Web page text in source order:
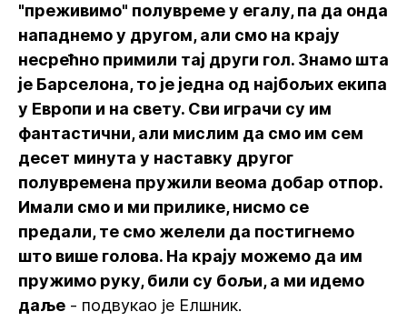
"преживимо" полувреме у егалу, па да онда
нападнемо у другом, али смо на крају
несрећно примили тај други гол. Знамо шта
је Барселона, то је једна од најбољих екипа
у Европи и на свету. Сви играчи су им
фантастични, али мислим да смо им сем
десет минута у наставку другог
полувремена пружили веома добар отпор.
Имали смо и ми прилике, нисмо се
предали, те смо желели да постигнемо
што више голова. На крају можемо да им
пружимо руку, били су бољи, а ми идемо
даље - подвукао је Елшник.